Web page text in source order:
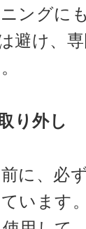
ングに
避け、
り外し
に、必
います